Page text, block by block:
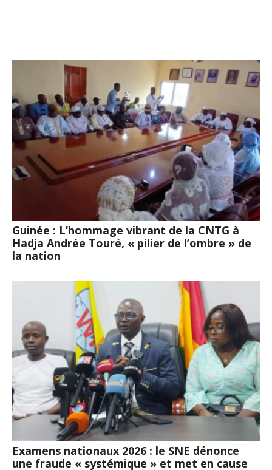
Guinée : L’hommage vibrant de la CNTG à
Hadja Andrée Touré, « pilier de l’ombre » de
la nation
Examens nationaux 2026 : le SNE dénonce
une fraude « systémique » et met en cause